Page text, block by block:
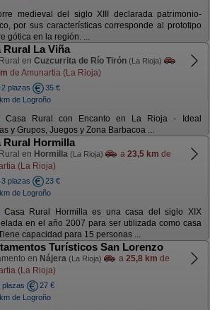
medieval del siglo XIII declarada patrimonio-
por sus características corresponde al prototipo
gótica en la región. ...
Rural La Viña
en Cuzcurrita de Río Tirón (La Rioja)
de Amunartia (La Rioja)
plazas
35 €
de Logroño
Casa Rural con Encanto en La Rioja - Ideal
y Grupos, Juegos y Zona Barbacoa ...
Rural Hormilla
en Hormilla (La Rioja) a 23,5 km de
(La Rioja)
plazas
23 €
de Logroño
Casa Rural Hormilla es una casa del siglo XIX
en el año 2007 para ser utilizada como casa
capacidad para 15 personas ...
Turísticos San Lorenzo
en Nájera (La Rioja) a 25,8 km de
(La Rioja)
plazas
27 €
de Logroño